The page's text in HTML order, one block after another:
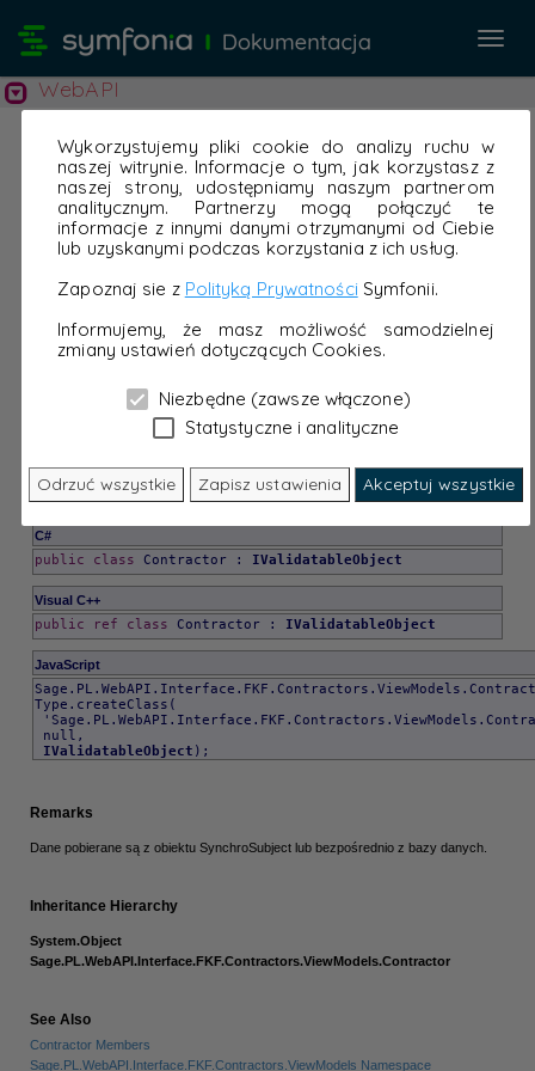
Wykorzystujemy pliki cookie do analizy ruchu w
naszej witrynie. Informacje o tym, jak korzystasz z
naszej strony, udostępniamy naszym partnerom
analitycznym. Partnerzy mogą połączyć te
informacje z innymi danymi otrzymanymi od Ciebie
lub uzyskanymi podczas korzystania z ich usług.
Zapoznaj sie z Polityką Prywatności Symfonii.
Informujemy, że masz możliwość samodzielnej
zmiany ustawień dotyczących Cookies.
Niezbędne (zawsze włączone)
Statystyczne i analityczne
Odrzuć wszystkie Zapisz ustawienia Akceptuj wszystkie
WebAPI